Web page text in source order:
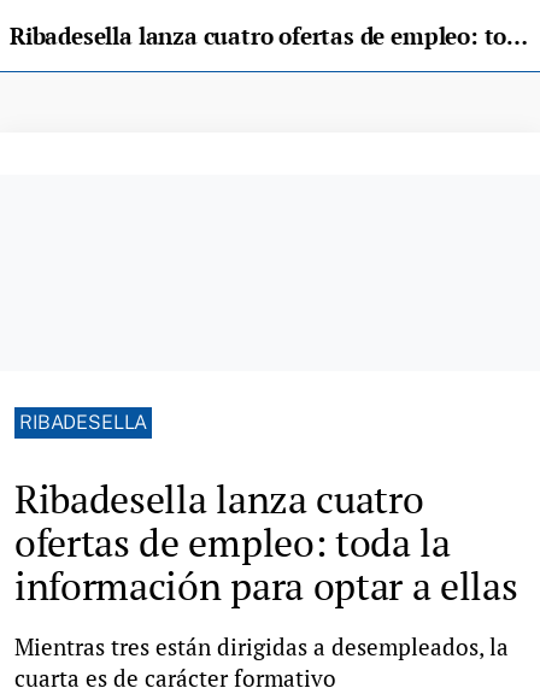
Ribadesella lanza cuatro ofertas de empleo: toda la información para optar a ellas
RIBADESELLA
Ribadesella lanza cuatro
ofertas de empleo: toda la
información para optar a ellas
Mientras tres están dirigidas a desempleados, la
cuarta es de carácter formativo